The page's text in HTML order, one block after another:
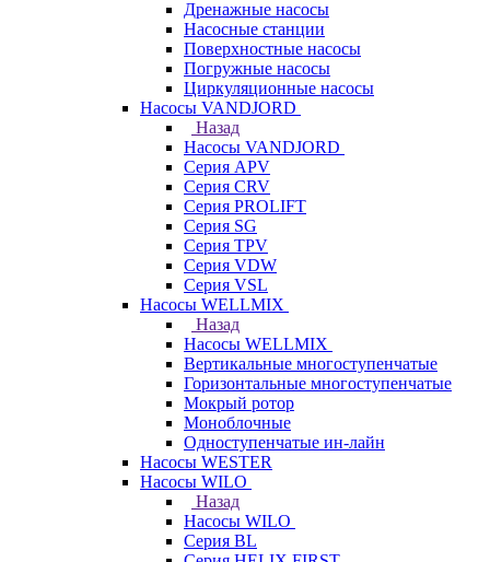
Дренажные насосы
Насосные станции
Поверхностные насосы
Погружные насосы
Циркуляционные насосы
Насосы VANDJORD
Назад
Насосы VANDJORD
Серия APV
Серия CRV
Серия PROLIFT
Серия SG
Серия TPV
Серия VDW
Серия VSL
Насосы WELLMIX
Назад
Насосы WELLMIX
Вертикальные многоступенчатые
Горизонтальные многоступенчатые
Мокрый ротор
Моноблочные
Одноступенчатые ин-лайн
Насосы WESTER
Насосы WILO
Назад
Насосы WILO
Серия BL